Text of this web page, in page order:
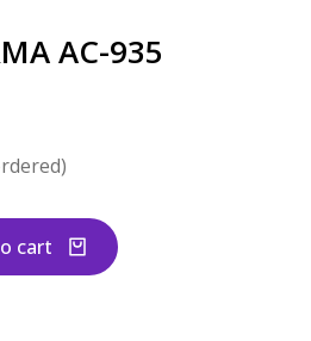
AC-935
cart